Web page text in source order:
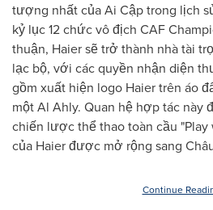
tượng nhất của Ai Cập trong lịch
kỷ lục 12 chức vô địch CAF
thuận, Haier sẽ trở thành nhà tài
lạc bộ, với các quyền nhận diện
gồm xuất hiện logo Haier trên áo
một Al Ahly. Quan hệ hợp tác này
chiến lược thể thao toàn cầu
của Haier được mở rộng sang
Continue